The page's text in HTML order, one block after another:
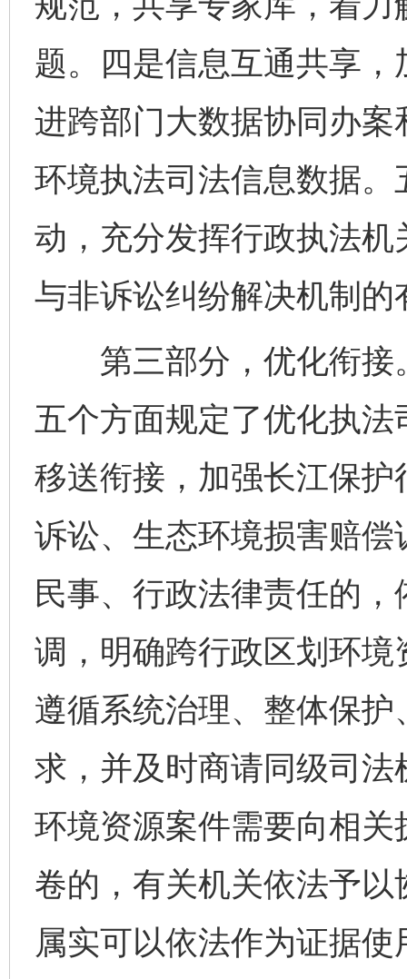
题。四是信息互通共享
进跨部门大数据协同办
环境执法司法信息数据
动，充分发挥行政执法
与非诉讼纠纷解决机制
第三部分，优化衔接
五个方面规定了优化执
移送衔接，加强长江保
诉讼、生态环境损害赔
民事、行政法律责任的
调，明确跨行政区划环
遵循系统治理、整体保
求，并及时商请同级司
环境资源案件需要向相
卷的，有关机关依法予
属实可以依法作为证据